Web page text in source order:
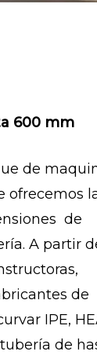
600 mm
de
ofrecemos
de
A partir
de
IPE,
de